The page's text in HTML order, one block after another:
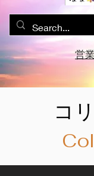
営
コ